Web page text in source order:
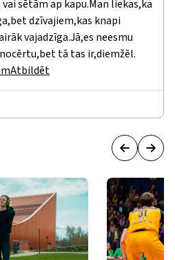
sētām ap kapu.Man liekas,ka
dzīvajiem,kas knapi
vajadzīga.Jā,es neesmu
tā tas ir,diemžēl.
Atbildēt